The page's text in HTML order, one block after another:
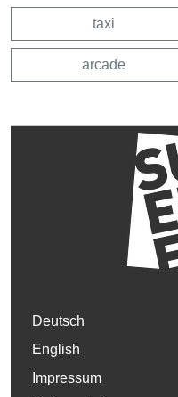
taxi
arcade
Deutsch
English
Impressum